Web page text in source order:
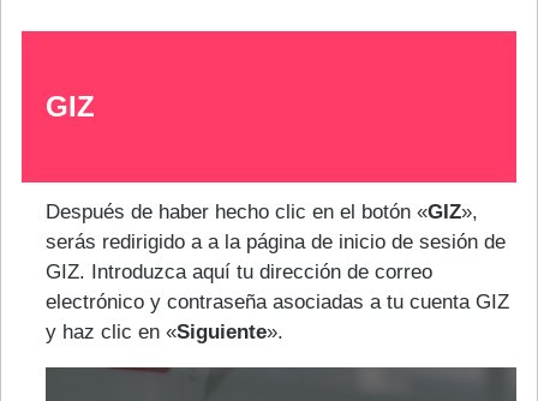
GIZ
Después de haber hecho clic en el botón «GIZ»,
serás redirigido a a la página de inicio de sesión de
GIZ. Introduzca aquí tu dirección de correo
electrónico y contraseña asociadas a tu cuenta GIZ
y haz clic en «Siguiente».